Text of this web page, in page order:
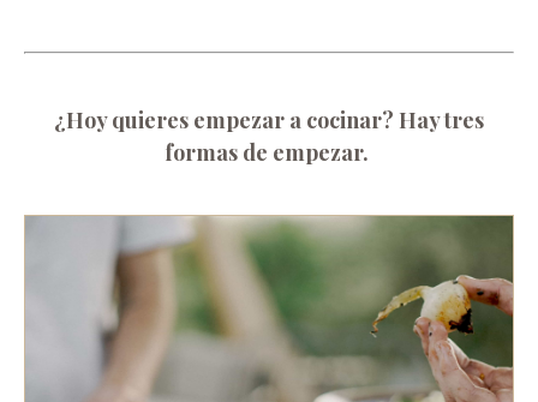
¿Hoy quieres empezar a cocinar? Hay tres
formas de empezar.